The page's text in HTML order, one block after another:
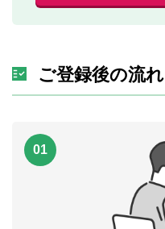
ご登録後の流れ
01